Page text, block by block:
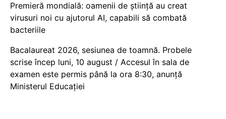
Premieră mondială: oamenii de știință au creat
virusuri noi cu ajutorul AI, capabili să combată
bacteriile
Bacalaureat 2026, sesiunea de toamnă. Probele
scrise încep luni, 10 august / Accesul în sala de
examen este permis până la ora 8:30, anunță
Ministerul Educației